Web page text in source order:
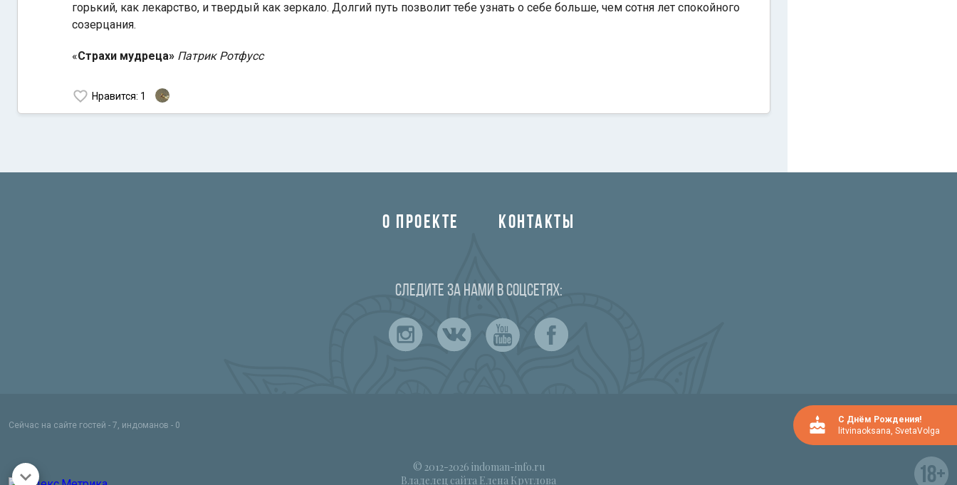
горький, как лекарство, и твердый как зеркало. Долгий путь позволит тебе узнать о себе больше, чем сотня лет спокойного
созерцания.
«Страхи мудреца» Патрик Ротфусс
Нравится: 1
О ПРОЕКТЕ КОНТАКТЫ
Следите за нами в соцсетях:
Сейчас на сайте гостей - 7, индоманов - 0
C Днём Рождения!
litvinaoksana, SvetaVolga
© 2012-2026 indoman-info.ru
Владелец сайта Елена Круглова